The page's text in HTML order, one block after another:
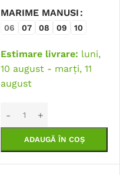
MARIME MANUSI
06 07 08 09 10
Estimare livrare: luni,
10 august - marți, 11
august
ADAUGĂ ÎN COȘ